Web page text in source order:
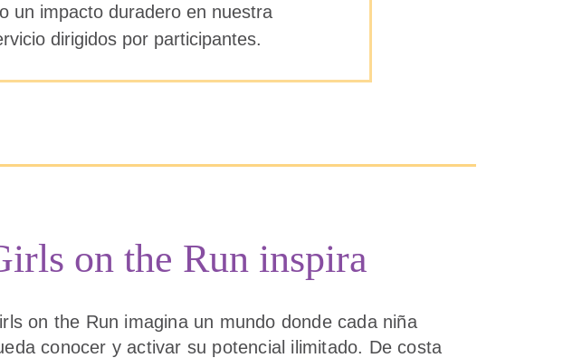
un impacto duradero en nuestra
dirigidos por participantes.
on the Run inspira
on the Run imagina un mundo donde cada niña
conocer y activar su potencial ilimitado. De costa